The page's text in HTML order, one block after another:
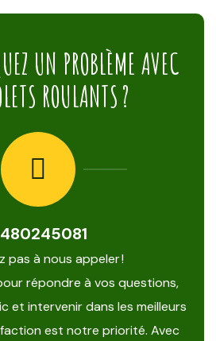
UN PROBLÈME AVEC
ROULANTS ?
pas à nous appeler !
répondre à vos questions,
et intervenir dans les meilleurs
est notre priorité. Avec